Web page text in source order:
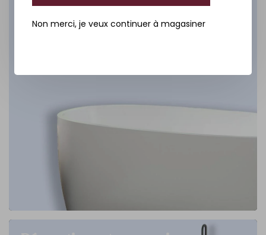
Non merci, je veux continuer à magasiner